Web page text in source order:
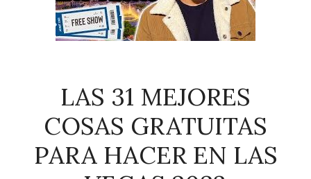
LAS 31 MEJORES
COSAS GRATUITAS
PARA HACER EN LAS